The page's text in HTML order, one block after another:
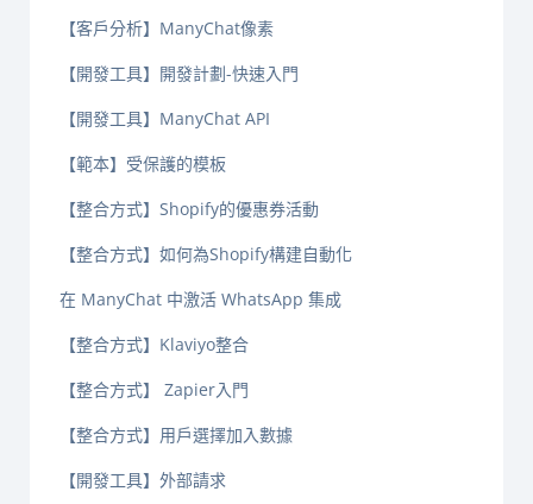
【客戶分析】ManyChat像素
【開發工具】開發計劃-快速入門
【開發工具】ManyChat API
【範本】受保護的模板
【整合方式】Shopify的優惠券活動
【整合方式】如何為Shopify構建自動化
在 ManyChat 中激活 WhatsApp 集成
【整合方式】Klaviyo整合
【整合方式】 Zapier入門
【整合方式】用戶選擇加入數據
【開發工具】外部請求